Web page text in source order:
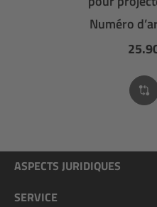
Numéro
ASPECTS JURIDIQUES
SERVICE